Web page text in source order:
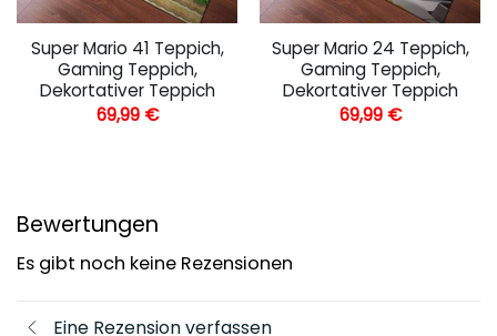
Super Mario 41 Teppich,
Gaming Teppich,
Dekortativer Teppich
69,99 €
Super Mario 24 Teppich,
Gaming Teppich,
Dekortativer Teppich
69,99 €
Bewertungen
Es gibt noch keine Rezensionen
Eine Rezension verfassen